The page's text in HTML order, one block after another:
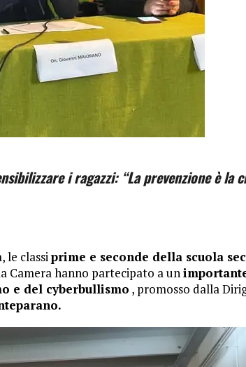
i ragazzi: “La prevenzione è la
le classiprime e seconde della scuola
Camera hanno partecipato a un
e del cyberbullismo , promosso dalla